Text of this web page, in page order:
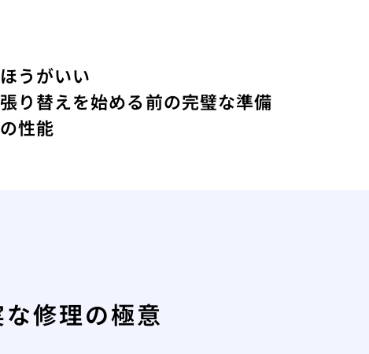
うがいい
り替えを始める前の完璧な準備
性能
修理の極意